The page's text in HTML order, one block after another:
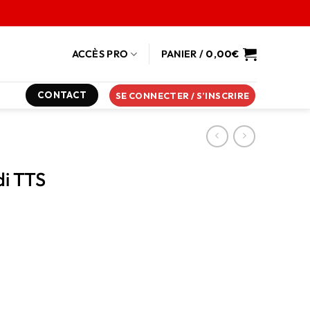
ACCÈS PRO PANIER / 0,00€
CONTACT SE CONNECTER / S’INSCRIRE
TTS